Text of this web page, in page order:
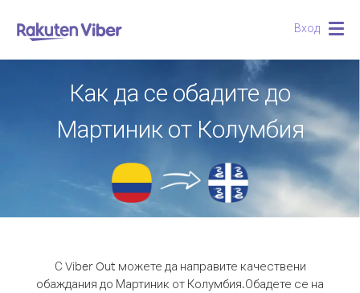
Вход
Как да се обадите до
Мартиник от Колумбия
С Viber Out можете да направите качествени
обаждания до Мартиник от Колумбия.Обадете се на